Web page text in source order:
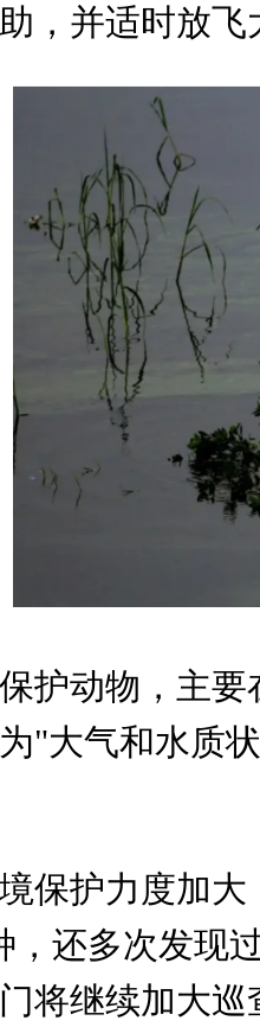
，并适时放飞
护动物，主
"大气和水质
保护力度加
，还多次发现
将继续加大